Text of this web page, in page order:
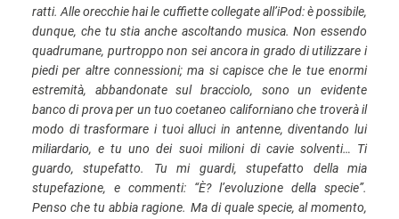
ratti. Alle orecchie hai le cuffiette collegate all’iPod: è possibile,
dunque, che tu stia anche ascoltando musica. Non essendo
quadrumane, purtroppo non sei ancora in grado di utilizzare i
piedi per altre connessioni; ma si capisce che le tue enormi
estremità, abbandonate sul bracciolo, sono un evidente
banco di prova per un tuo coetaneo californiano che troverà il
modo di trasformare i tuoi alluci in antenne, diventando lui
miliardario, e tu uno dei suoi milioni di cavie solventi… Ti
guardo, stupefatto. Tu mi guardi, stupefatto della mia
stupefazione, e commenti: “È? l’evoluzione della specie”.
Penso che tu abbia ragione. Ma di quale specie, al momento,